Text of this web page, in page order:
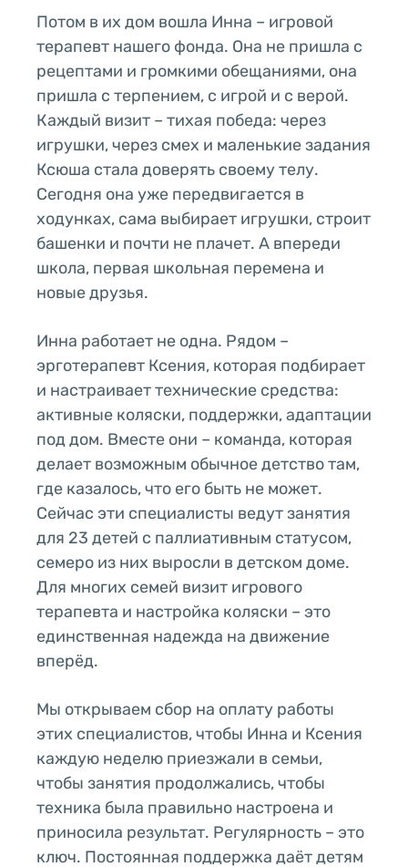
Потом в их дом вошла Инна – игровой
терапевт нашего фонда. Она не пришла с
рецептами и громкими обещаниями, она
пришла с терпением, с игрой и с верой.
Каждый визит – тихая победа: через
игрушки, через смех и маленькие задания
Ксюша стала доверять своему телу.
Сегодня она уже передвигается в
ходунках, сама выбирает игрушки, строит
башенки и почти не плачет. А впереди
школа, первая школьная перемена и
новые друзья.
Инна работает не одна. Рядом –
эрготерапевт Ксения, которая подбирает
и настраивает технические средства:
активные коляски, поддержки, адаптации
под дом. Вместе они – команда, которая
делает возможным обычное детство там,
где казалось, что его быть не может.
Сейчас эти специалисты ведут занятия
для 23 детей с паллиативным статусом,
семеро из них выросли в детском доме.
Для многих семей визит игрового
терапевта и настройка коляски – это
единственная надежда на движение
вперёд.
Мы открываем сбор на оплату работы
этих специалистов, чтобы Инна и Ксения
каждую неделю приезжали в семьи,
чтобы занятия продолжались, чтобы
техника была правильно настроена и
приносила результат. Регулярность – это
ключ. Постоянная поддержка даёт детям